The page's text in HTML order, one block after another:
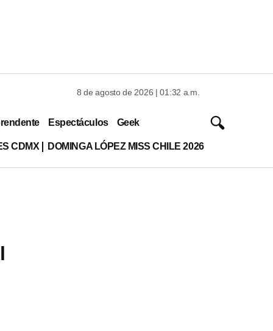
8 de agosto de 2026 | 01:32 a.m.
Espectáculos Geek
CDMX DOMINGA LÓPEZ MISS CHILE 2026